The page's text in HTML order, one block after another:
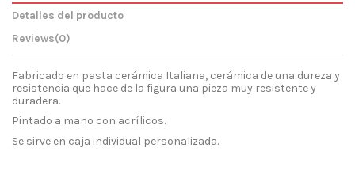
Detalles del producto
Reviews(0)
Fabricado en pasta cerámica Italiana, cerámica de una dureza y
resistencia que hace de la figura una pieza muy resistente y
duradera.
Pintado a mano con acrílicos.
Se sirve en caja individual personalizada.